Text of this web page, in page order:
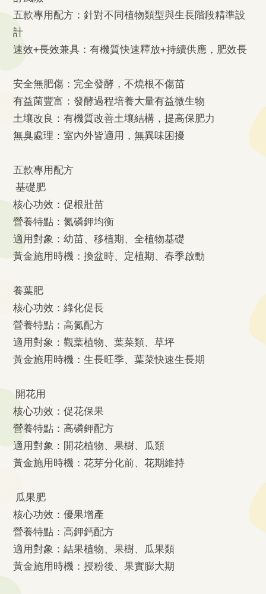
五款專用配方：針對不同植物類型與生長階段精準設
計
速效+長效兼具：有機質快速釋放+持續供應，肥效長
安全無肥傷：完全發酵，不燒根不傷苗
有益菌豐富：發酵過程培養大量有益微生物
土壤改良：有機質改善土壤結構，提高保肥力
無臭處理：室內外皆適用，無異味困擾
五款專用配方
基礎肥
核心功效：促根壯苗
營養特點：氮磷鉀均衡
適用對象：幼苗、移植期、全植物基礎
黃金施用時機：換盆時、定植期、春季啟動
養葉肥
核心功效：綠化促長
營養特點：高氮配方
適用對象：觀葉植物、葉菜類、草坪
黃金施用時機：生長旺季、葉菜快速生長期
開花用
核心功效：促花保果
營養特點：高磷鉀配方
適用對象：開花植物、果樹、瓜類
黃金施用時機：花芽分化前、花期維持
瓜果肥
核心功效：優果增產
營養特點：高鉀鈣配方
適用對象：結果植物、果樹、瓜果類
黃金施用時機：授粉後、果實膨大期